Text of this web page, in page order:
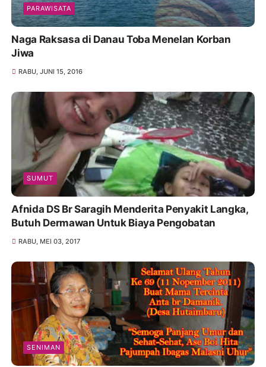
PARAWISATA
Naga Raksasa di Danau Toba Menelan Korban
Jiwa
RABU, JUNI 15, 2016
SUMUT
Afnida DS Br Saragih Menderita Penyakit Langka,
Butuh Dermawan Untuk Biaya Pengobatan
RABU, MEI 03, 2017
SENIMAN